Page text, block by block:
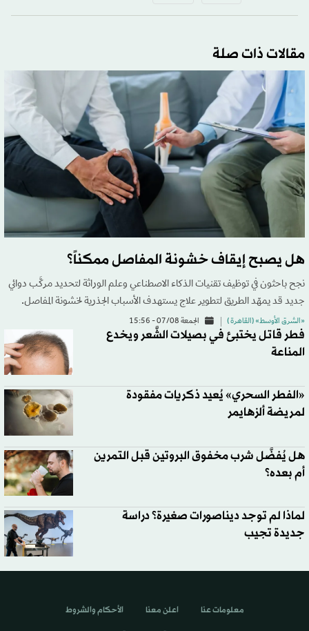
مقالات ذات صلة
هل يصبح إيقاف خشونة المفاصل ممكناً؟
نجح باحثون في توظيف تقنيات الذكاء الاصطناعي وعلم الوراثة لتحديد مركَّب دوائي
جديد قد يمهّد الطريق لتطوير علاج يستهدف الأسباب الجذرية لخشونة المفاصل.
«الشرق الأوسط» (القاهرة ) الجمعة 07/08 - 15:56
فطر قاتل يختبئ في بصيلات الشَّعر ويخدع
المناعة
«الفطر السحري» يُعيد ذكريات مفقودة
لمريضة ألزهايمر
هل يُفضَّل شرب مخفوق البروتين قبل التمرين
أم بعده؟
لماذا لم توجد ديناصورات صغيرة؟ دراسة
جديدة تجيب
معلومات عنا اعلن معنا الأحكام والشروط